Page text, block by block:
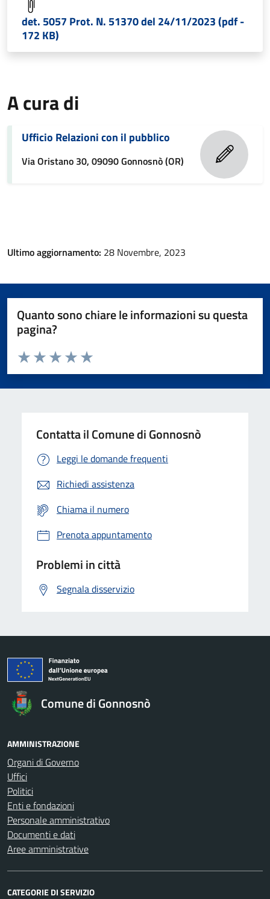
det. 5057 Prot. N. 51370 del 24/11/2023 (pdf -
172 KB)
A cura di
Ufficio Relazioni con il pubblico
Via Oristano 30, 09090 Gonnosnò (OR)
Ultimo aggiornamento: 28 Novembre, 2023
Quanto sono chiare le informazioni su questa
pagina?
Valuta da 1 a 5 stelle la pagina
Valuta 5 stelle su 5
Valuta 4 stelle su 5
Valuta 3 stelle su 5
Valuta 2 stelle su 5
Valuta 1 stelle su 5
Contatta il Comune di Gonnosnò
Leggi le domande frequenti
Richiedi assistenza
Chiama il numero
Prenota appuntamento
Problemi in città
Segnala disservizio
Comune di Gonnosnò
AMMINISTRAZIONE
Organi di Governo
Uffici
Politici
Enti e fondazioni
Personale amministrativo
Documenti e dati
Aree amministrative
CATEGORIE DI SERVIZIO